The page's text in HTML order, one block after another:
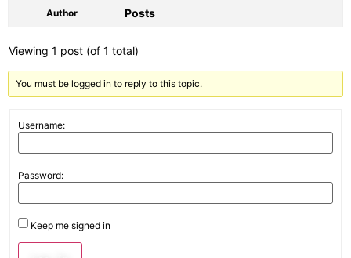
Author Posts
Viewing 1 post (of 1 total)
You must be logged in to reply to this topic.
Username:
Password:
Keep me signed in